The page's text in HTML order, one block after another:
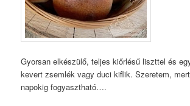
Gyorsan elkészülő, teljes kiőrlésű liszttel és
kevert zsemlék vagy duci kiflik. Szeretem,
napokig fogyasztható….